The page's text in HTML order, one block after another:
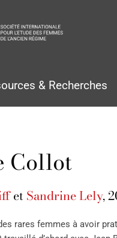
& Recherches
Collot
etSandrine Lely,
rares femmes à avoir